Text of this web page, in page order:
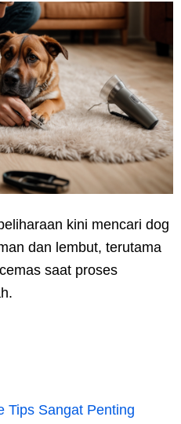
kini mencari dog
dan lembut, terutama
saat proses
Tips Sangat Penting